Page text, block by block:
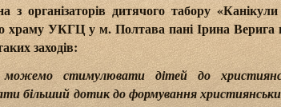
з організаторів дитячого табору
храму УКГЦ у м. Полтава пані Ірина Верига
заходів:
стимулювати дітей до
більший дотик до формування